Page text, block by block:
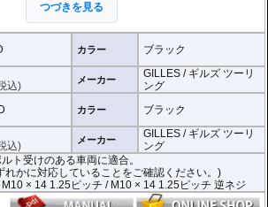
高く、多くの車種にご利用いただけます。
は下記の適合検索で適合品番をご確認いただけま
M10のボルト受けのある車両に適合
け部分が下記のいずれかのネジに対応していること
ピッチ / M10 × 14 1.25ピッチ 逆ネジ
: M8のボルト受けのある車両に適合
け部分が下記のいずれかのネジに対応していること
つづきを見る
カラー ブラック
込) メーカー
GILLES / ギルズ ツーリ
ング
カラー ブラック
込) メーカー
GILLES / ギルズ ツーリ
ング
ト受けのある車両に適合。
れかに対応していることをご確認ください。)
M10 × 14 1.25ピッチ / M10 × 14 1.25ピッチ 逆ネジ